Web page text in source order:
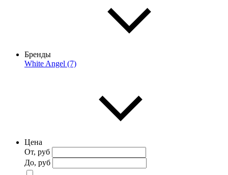
Бренды
White Angel (7)
Цена
От, руб
До, руб